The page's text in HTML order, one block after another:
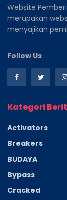
Website
merupakan
menyajikan
Follow Us
Kategori
Activators
Breakers
BUDAYA
Bypass
Cracked